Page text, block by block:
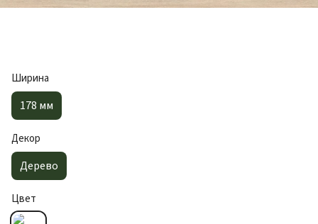
Ширина
178 мм
Декор
Дерево
Цвет